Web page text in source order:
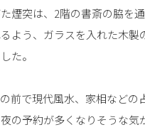
煙突は、2階の書斎の脇を
よう、ガラスを入れた木製
た。
前で現代風水、家相などの
の予約が多くなりそうな気